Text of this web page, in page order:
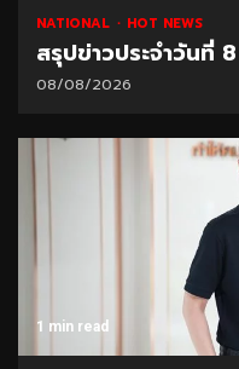
NATIONAL HOT NEWS
สรุปข่าวประจำวันที่
08/08/2026
1 min read